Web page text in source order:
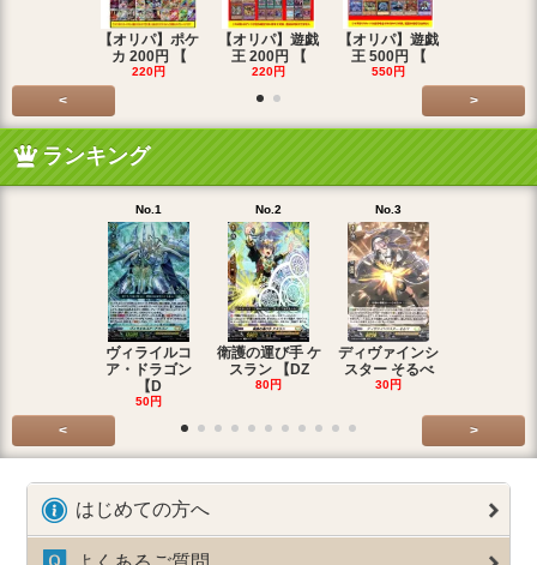
【オリパ】ポケ
カ 200円 【
220円
【オリパ】遊戯
王 200円 【
220円
【オリパ】遊戯
王 500円 【
550円
< >
ランキング
No.1
ヴィライルコ
ア・ドラゴン
【D
50円
No.2
衛護の運び手 ケ
スラン 【DZ
80円
No.3
ディヴァインシ
スター そるべ
30円
< >
はじめての方へ